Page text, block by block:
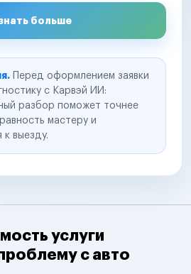
больше
Перед оформлением заявки
с Карвэй ИИ:
разбор поможет точнее
мастеру и
к выезду.
услуги
с авто